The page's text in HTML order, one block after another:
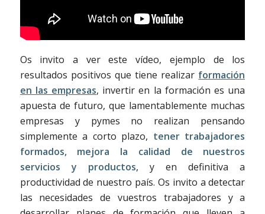
Os invito a ver este vídeo, ejemplo de los
resultados positivos que tiene realizar formación
en las empresas, invertir en la formación es una
apuesta de futuro, que lamentablemente muchas
empresas y pymes no realizan pensando
simplemente a corto plazo, tener trabajadores
formados, mejora la calidad de nuestros
servicios y productos, y en definitiva a
productividad de nuestro país. Os invito a detectar
las necesidades de vuestros trabajadores y a